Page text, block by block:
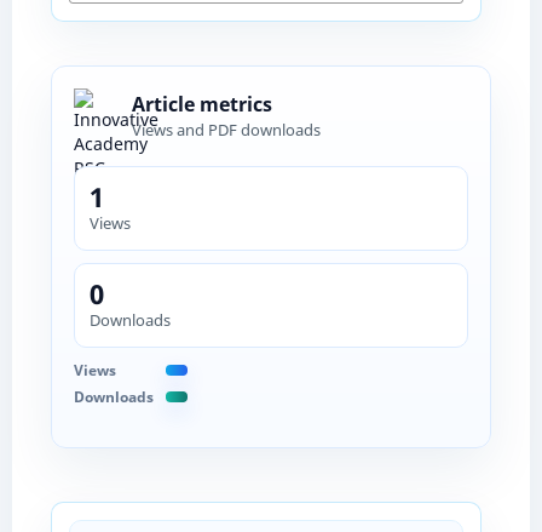
Article metrics
Views and PDF downloads
1
Views
0
Downloads
Views
Downloads